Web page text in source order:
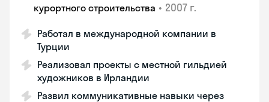
курортного строительства • 2007 г.
Работал в международной компании в
Турции
Реализовал проекты с местной гильдией
художников в Ирландии
Развил коммуникативные навыки через